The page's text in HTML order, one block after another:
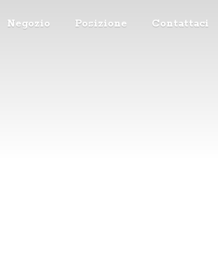
Negozio Posizione Contattaci